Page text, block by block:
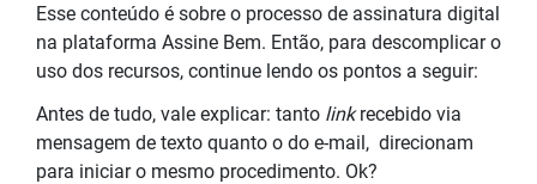
Esse conteúdo é sobre o processo de assinatura digital
na plataforma Assine Bem. Então, para descomplicar o
uso dos recursos, continue lendo os pontos a seguir:
Antes de tudo, vale explicar: tanto linkrecebido via
mensagem de texto quanto o do e-mail, direcionam
para iniciar o mesmo procedimento. Ok?